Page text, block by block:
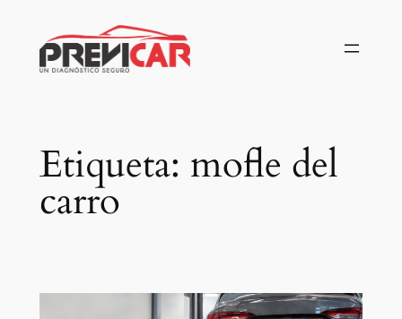
contenido
Etiqueta: mofle del
carro